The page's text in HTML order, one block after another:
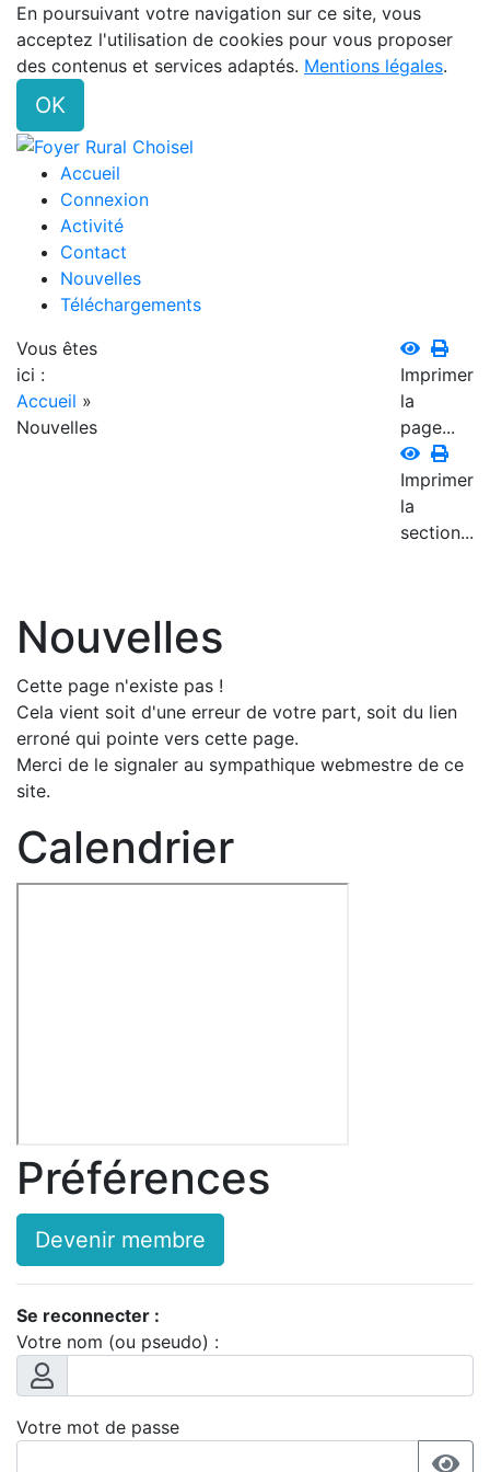
En poursuivant votre navigation sur ce site, vous
acceptez l'utilisation de cookies pour vous proposer
des contenus et services adaptés. Mentions légales.
OK
Accueil
Connexion
Activité
Contact
Nouvelles
Téléchargements
Vous êtes
ici :
Accueil »
Nouvelles
Imprimer
la
page...
Imprimer
la
section...
Nouvelles
Cette page n'existe pas !
Cela vient soit d'une erreur de votre part, soit du lien
erroné qui pointe vers cette page.
Merci de le signaler au sympathique webmestre de ce
site.
Calendrier
Préférences
Devenir membre
Se reconnecter :
Votre nom (ou pseudo) :
Votre mot de passe